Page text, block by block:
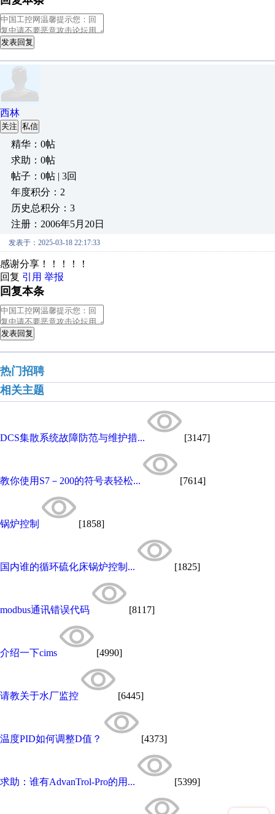
发表回复
西林
关注 私信
精华：0帖
求助：0帖
帖子：0帖 | 3回
年度积分：2
历史总积分：3
注册：2006年5月20日
发表于：2025-03-18 22:17:33
感谢分享！！！！！
回复 引用 举报
回复本条
发表回复
热门招聘
相关主题
DCS集散系统故障防范与维护措... [3147]
教你使用S7－200的符号表轻松... [7614]
锅炉控制 [1858]
国内谁的循环硫化床锅炉控制... [1825]
modbus通讯错误代码 [8117]
介绍一下cims [4990]
请教关于水厂监控 [6445]
温度PID如何调整D值？ [4373]
求助：谁有AdvanTrol-Pro的用... [5399]